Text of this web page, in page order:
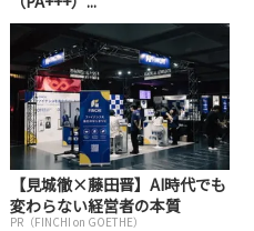
【見城徹×藤田晋】AI時代でも
変わらない経営者の本質
PR（FINCHI on GOETHE）